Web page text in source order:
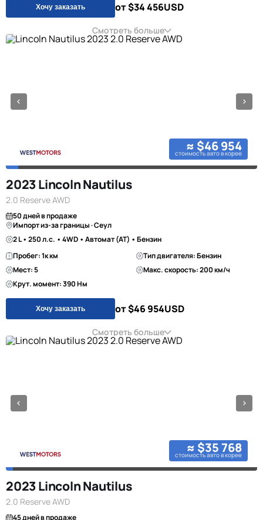
Хочу заказать от $34 456USD
Смотреть больше
≈ $46 954
стоимость авто в корее
2023 Lincoln Nautilus
2.0 Reserve AWD
50 дней в продаже
Импорт из-за границы · Сеул
2 L • 250 л.с. • 4WD • Автомат (AT) • Бензин
Пробег: 1к км
Тип двигателя: Бензин
Мест: 5
Макс. скорость: 200 км/ч
Крут. момент: 390 Нм
Хочу заказать от $46 954USD
Смотреть больше
≈ $35 768
стоимость авто в корее
2023 Lincoln Nautilus
2.0 Reserve AWD
45 дней в продаже